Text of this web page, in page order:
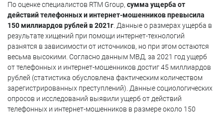
По оценке специалистов RTM Group, сумма ущерба от
действий телефонных и интернет-мошенников превысила
150 миллиардов рублей в 2021г . Данные о размерах ущерба в
результате хищений при помощи интернет-технологий
разнятся в зависимости от источников, но при этом остаются
весьма высокими. Согласно данным МВД, за 2021 год ущерб
от телефонных и интернет-мошенников достиг 45 миллиардов
рублей (статистика обусловлена фактическим количеством
зарегистрированных преступлений). Данные социологических
опросов и исследований выявили ущерб от действий
телефонных и интернет-мошенников в размере около 150